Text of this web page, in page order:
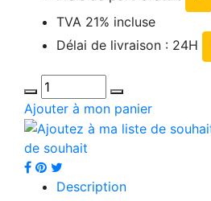
TVA 21% incluse
Délai de livraison : 24H
Ajouter à mon panier
de souhait
Description